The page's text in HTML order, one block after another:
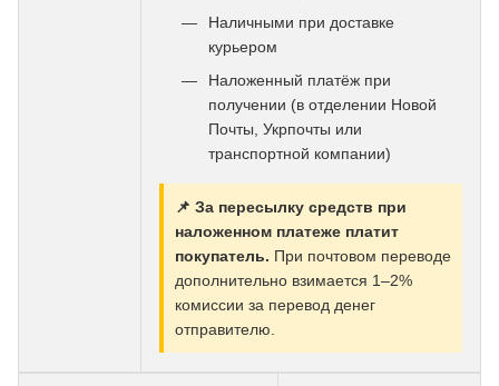
Наличными при доставке
курьером
Наложенный платёж при
получении (в отделении Новой
Почты, Укрпочты или
транспортной компании)
📌 За пересылку средств при
наложенном платеже платит
покупатель. При почтовом переводе
дополнительно взимается 1–2%
комиссии за перевод денег
отправителю.